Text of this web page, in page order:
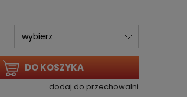
DO KOSZYKA
dodaj do przechowalni